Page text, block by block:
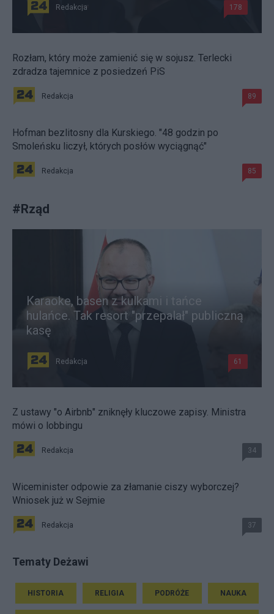
Redakcja 178
Rozłam, który może zamienić się w sojusz. Terlecki
zdradza tajemnice z posiedzeń PiS
Redakcja 89
Hofman bezlitosny dla Kurskiego. "48 godzin po
Smoleńsku liczył, których posłów wyciągnąć"
Redakcja 85
#Rząd
Karaoke, basen z kulkami i tańce
hulańce. Tak resort "przepalał" publiczną
kasę
Redakcja 61
Z ustawy "o Airbnb" zniknęły kluczowe zapisy. Ministra
mówi o lobbingu
Redakcja 34
Wiceminister odpowie za złamanie ciszy wyborczej?
Wniosek już w Sejmie
Redakcja 37
Tematy Deżawi
HISTORIA RELIGIA PODRÓŻE NAUKA